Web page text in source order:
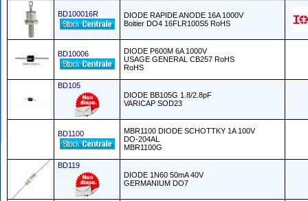
BD100016R
DIODE RAPIDE ANODE 16A 1000V
Boitier DO4 16FLR100S5 RoHS
BD10006
DIODE P600M 6A 1000V
USAGE GENERAL CB257 RoHS
RoHS
BD105
DIODE BB105G 1.8/2.8pF
VARICAP SOD23
BD1100
MBR1100 DIODE SCHOTTKY 1A 100V
DO-204AL
MBR1100G
BD119
DIODE 1N60 50mA 40V
GERMANIUM DO7